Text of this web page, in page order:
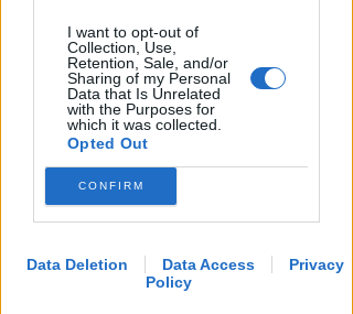
I want to opt-out of
Collection, Use,
Retention, Sale, and/or
Sharing of my Personal
Data that Is Unrelated
with the Purposes for
which it was collected.
Opted Out
CONFIRM
Data Deletion Data Access
Privacy
Policy